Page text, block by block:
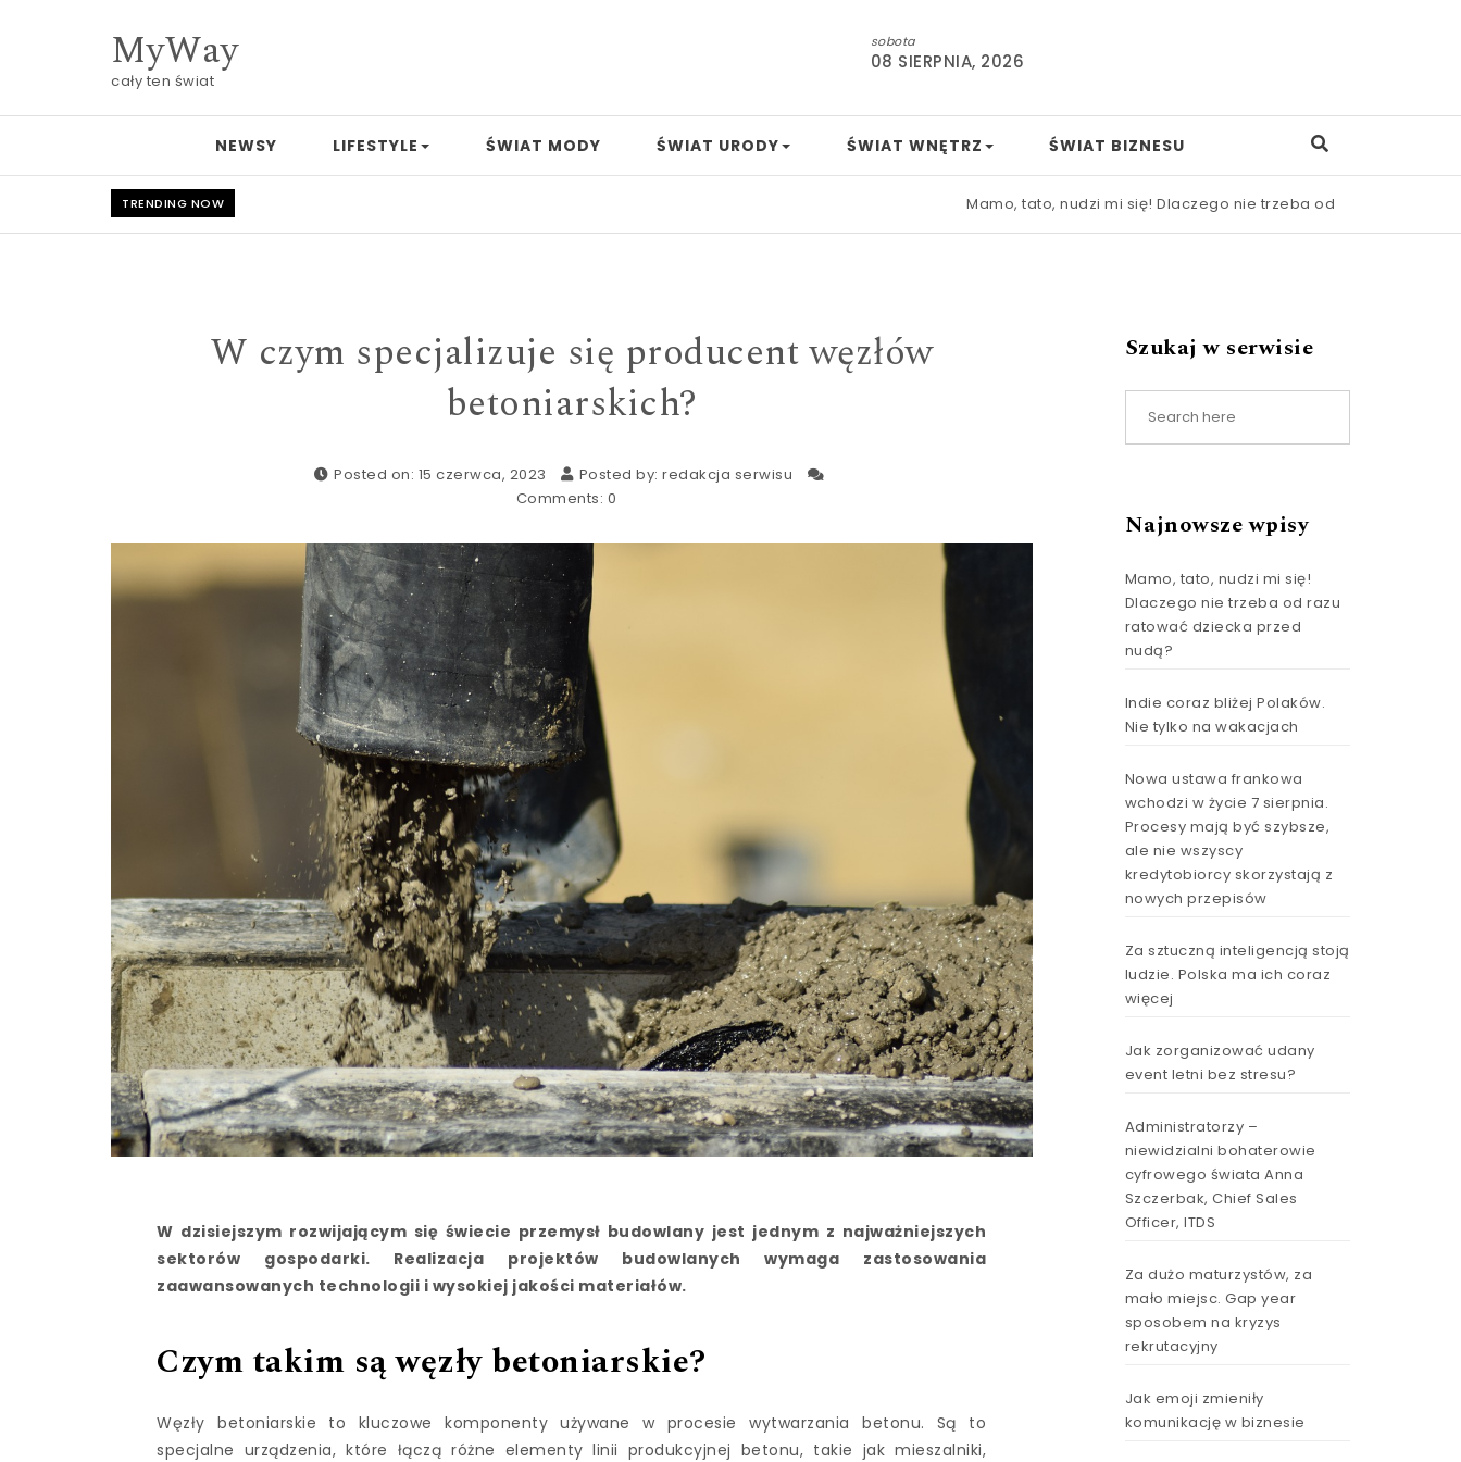
MyWay
cały ten świat
sobota
08 SIERPNIA, 2026
NEWSY LIFESTYLE ŚWIAT MODY ŚWIAT URODY ŚWIAT WNĘTRZ ŚWIAT BIZNESU
TRENDING NOW Mamo, tato, nudzi mi się! Dlaczego nie trzeba od razu ratować dziecka
W czym specjalizuje się producent węzłów
betoniarskich?
Posted on: 15 czerwca, 2023 Posted by: redakcja serwisu
Comments: 0
W dzisiejszym rozwijającym się świecie przemysł budowlany jest jednym z najważniejszych
sektorów gospodarki. Realizacja projektów budowlanych wymaga zastosowania
zaawansowanych technologii i wysokiej jakości materiałów.
Czym takim są węzły betoniarskie?
Węzły betoniarskie to kluczowe komponenty używane w procesie wytwarzania betonu. Są to
specjalne urządzenia, które łączą różne elementy linii produkcyjnej betonu, takie jak mieszalniki,
Szukaj w serwisie
Najnowsze wpisy
Mamo, tato, nudzi mi się!
Dlaczego nie trzeba od razu
ratować dziecka przed
nudą?
Indie coraz bliżej Polaków.
Nie tylko na wakacjach
Nowa ustawa frankowa
wchodzi w życie 7 sierpnia.
Procesy mają być szybsze,
ale nie wszyscy
kredytobiorcy skorzystają z
nowych przepisów
Za sztuczną inteligencją stoją
ludzie. Polska ma ich coraz
więcej
Jak zorganizować udany
event letni bez stresu?
Administratorzy –
niewidzialni bohaterowie
cyfrowego świata Anna
Szczerbak, Chief Sales
Officer, ITDS
Za dużo maturzystów, za
mało miejsc. Gap year
sposobem na kryzys
rekrutacyjny
Jak emoji zmieniły
komunikację w biznesie